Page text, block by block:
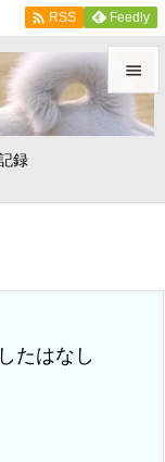
録


メニュ
 RSS Feedly
たはなし